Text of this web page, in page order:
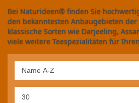
Bei Naturideen® finden Sie
den bekanntesten Anbaugebieten der
klassische Sorten wie Darjeeling,
viele weitere Teespezialitäten für